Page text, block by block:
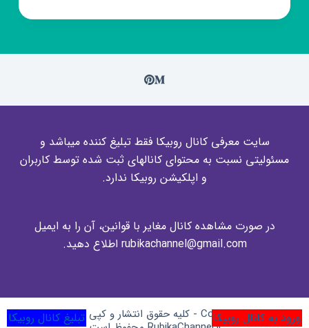
چین
سایت معرفی کانال روبیکا فقط تبلیغ کننده میباشد و
مسئولیتی نسبت به محتوای کانالهای ثبت شده توسط کاربران
و اپلکیشن روبیکا ندارد.
در صورت مشاهده کانال مغایر با قوانین، آن را به ایمیل
rubikachannel@gmail.com اطلاع دهید.
Copyright © 2026 - کلیه حقوق انتشار و کپی برای وبسایت ورود به کانال روبیکا تبلیغ کانال روبیکا